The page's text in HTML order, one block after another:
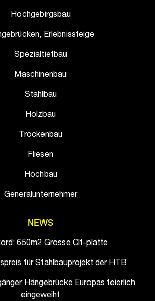
Hochgebirgsbau
Erlebnissteige
Spezialtiefbau
Maschinenbau
Stahlbau
Holzbau
Trockenbau
Fliesen
Hochbau
Generalunternehmer
NEWS
650m2 Grosse Clt-platte
für Stahlbauprojekt der HTB
Hängebrücke Europas feierlich
eingeweiht